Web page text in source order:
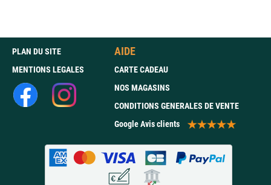
PLAN DU SITE
MENTIONS LEGALES
AIDE
CARTE CADEAU
NOS MAGASINS
CONDITIONS GENERALES DE VENTE
Google Avis clients